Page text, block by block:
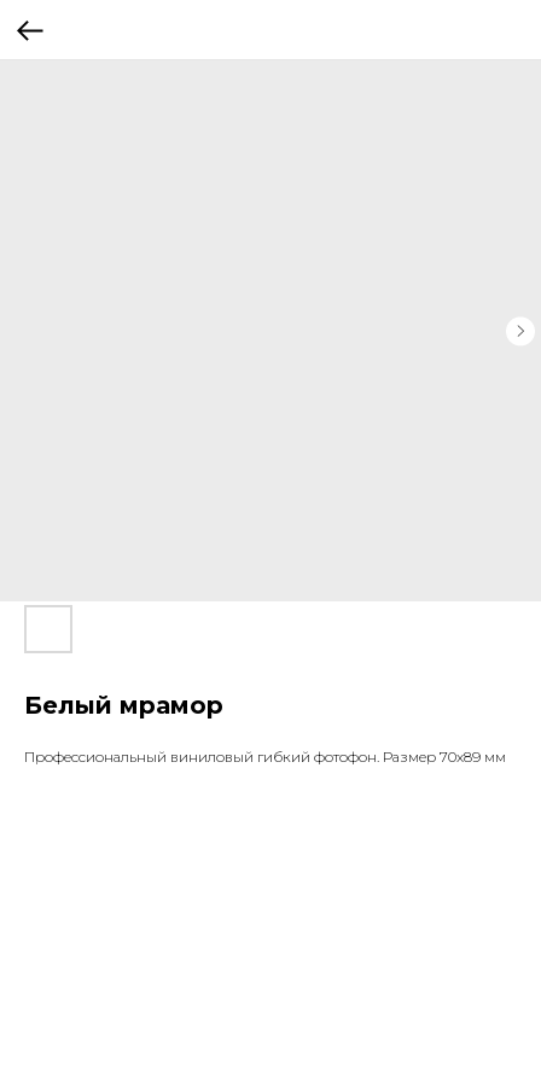
Белый мрамор
Профессиональный виниловый гибкий фотофон. Размер 70х89 мм